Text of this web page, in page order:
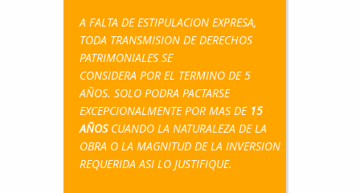
A FALTA DE ESTIPULACION EXPRESA,
TODA TRANSMISION DE DERECHOS
PATRIMONIALES SE
CONSIDERA POR EL TERMINO DE 5
AÑOS. SOLO PODRA PACTARSE
EXCEPCIONALMENTE POR MAS DE 15
AÑOSCUANDO LA NATURALEZA DE LA
OBRA O LA MAGNITUD DE LA INVERSION
REQUERIDA ASI LO JUSTIFIQUE.